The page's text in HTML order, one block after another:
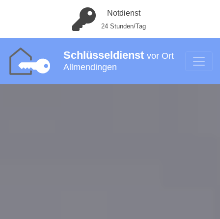
Notdienst
24 Stunden/Tag
Schlüsseldienst vor Ort
Allmendingen